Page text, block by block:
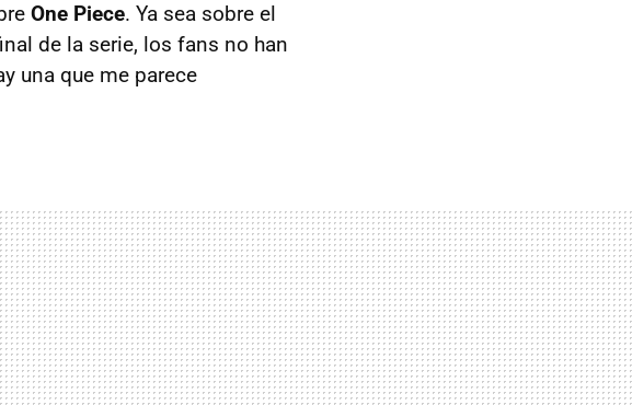
One Piece. Ya sea sobre el
de la serie, los fans no han
una que me parece